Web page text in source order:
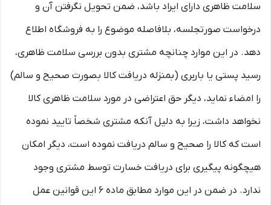
سلامت ظاهری دارای ایراد باشد، ضمن تحویل نگرفتن آن و
درخواست صورتجلسه، بلافاصله موضوع را به فروشگاه اطلاع
دهد. در این موارد چنانچه مشتری بدون بررسی سلامت ظاهری،
رسید پستی یا باربری (بمنزله دریافت کالا بصورت صحیح و سالم)
را امضاء نماید، دیگر حق اعتراضی در مورد سلامت ظاهری کالا
نخواهد داشت، زیرا به دلیل آنکه مشتری شخصاً تایید نموده
است که کالا را صحیح و سالم دریافت نموده است، دیگر امکان
هیچگونه پیگیری برای دریافت خسارت توسط مشتری وجود
ندارد. در ضمن در این موارد مطابق ماده ۶ این قوانین عمل